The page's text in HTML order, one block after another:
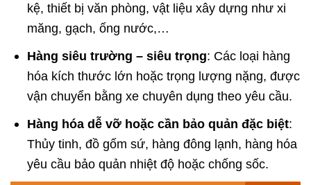
kệ, thiết bị văn phòng, vật liệu xây dựng như xi
măng, gạch, ống nước,…
Hàng siêu trường – siêu trọng: Các loại hàng
hóa kích thước lớn hoặc trọng lượng nặng, được
vận chuyển bằng xe chuyên dụng theo yêu cầu.
Hàng hóa dễ vỡ hoặc cần bảo quản đặc biệt:
Thủy tinh, đồ gốm sứ, hàng đông lạnh, hàng hóa
yêu cầu bảo quản nhiệt độ hoặc chống sốc.